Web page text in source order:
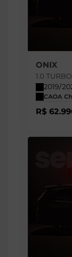
ONIX
1.0
2019/
CAOA
R$